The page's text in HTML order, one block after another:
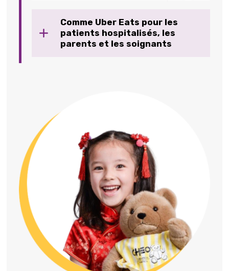
Comme Uber Eats pour les
patients hospitalisés, les
parents et les soignants